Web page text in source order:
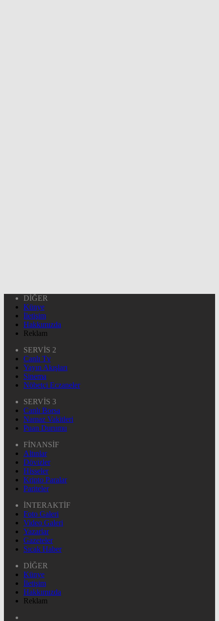
DİĞER
Künye
İletişim
Hakkımızda
Reklam
SERVİS 2
Canlı Tv
Yayın Akışları
Sinema
Nöbetçi Eczaneler
SERVİS 3
Canlı Borsa
Namaz Vakitleri
Puan Durumu
FİNANSİF
Altınlar
Dövizler
Hisseler
Kripto Paralar
Pariteler
İNTERAKTİF
Foto Galeri
Video Galeri
Yazarlar
Gazeteler
Sıcak Haber
DİĞER
Künye
İletişim
Hakkımızda
Reklam